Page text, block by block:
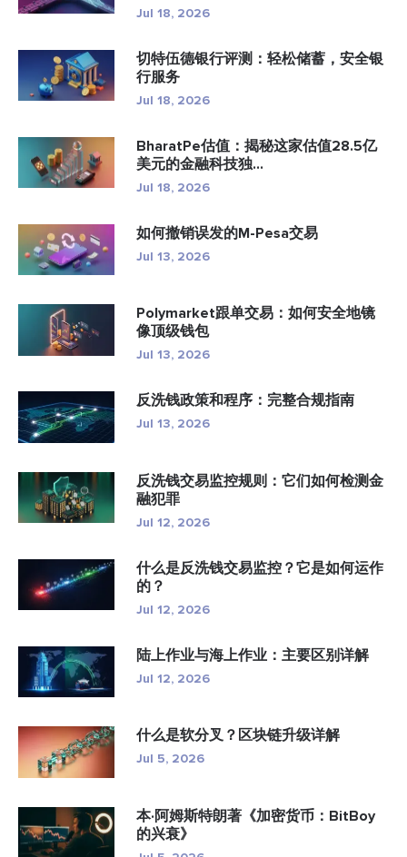
Jul 18, 2026
切特伍德银行评测：轻松储蓄，安全银
行服务
Jul 18, 2026
BharatPe估值：揭秘这家估值28.5亿
美元的金融科技独...
Jul 18, 2026
如何撤销误发的M-Pesa交易
Jul 13, 2026
Polymarket跟单交易：如何安全地镜
像顶级钱包
Jul 13, 2026
反洗钱政策和程序：完整合规指南
Jul 13, 2026
反洗钱交易监控规则：它们如何检测金
融犯罪
Jul 12, 2026
什么是反洗钱交易监控？它是如何运作
的？
Jul 12, 2026
陆上作业与海上作业：主要区别详解
Jul 12, 2026
什么是软分叉？区块链升级详解
Jul 5, 2026
本·阿姆斯特朗著《加密货币：BitBoy
的兴衰》